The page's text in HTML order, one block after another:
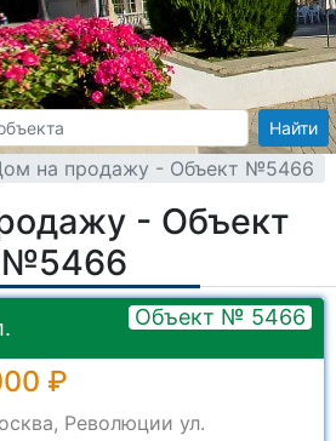
Найти
на продажу - Объект №5466
- Объект
№5466
Объект № 5466
₽
Революции ул.